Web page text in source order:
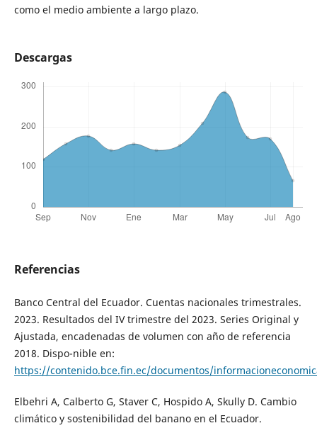
como el medio ambiente a largo plazo.
Descargas
Referencias
Banco Central del Ecuador. Cuentas nacionales trimestrales.
2023. Resultados del IV trimestre del 2023. Series Original y
Ajustada, encadenadas de volumen con año de referencia
2018. Dispo-nible en:
https://contenido.bce.fin.ec/documentos/
Elbehri A, Calberto G, Staver C, Hospido A, Skully D. Cambio
climático y sostenibilidad del banano en el Ecuador.